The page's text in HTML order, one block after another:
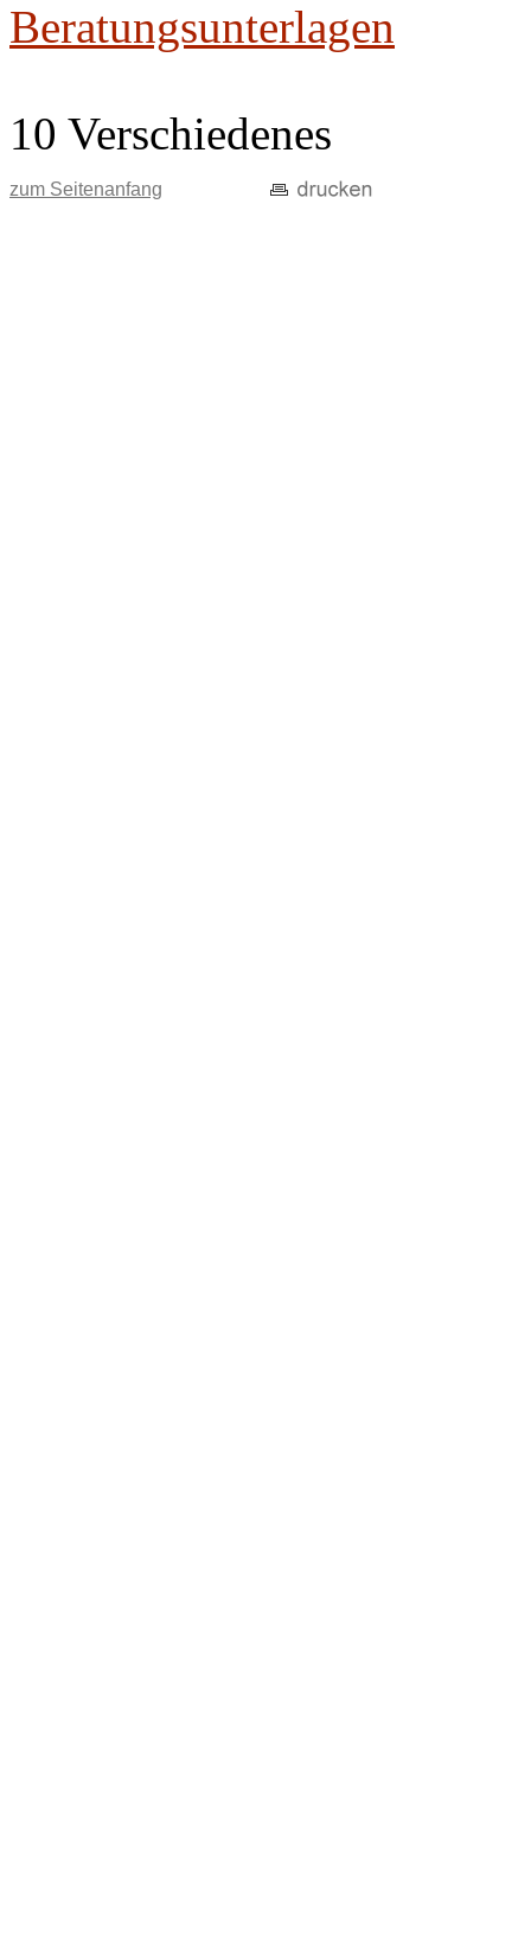
Beratungsunterlagen
10 Verschiedenes
zum Seitenanfang